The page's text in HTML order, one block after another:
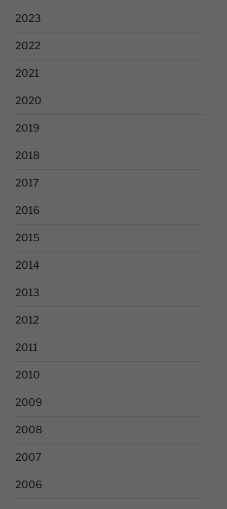
2023
2022
2021
2020
2019
2018
2017
2016
2015
2014
2013
2012
2011
2010
2009
2008
2007
2006